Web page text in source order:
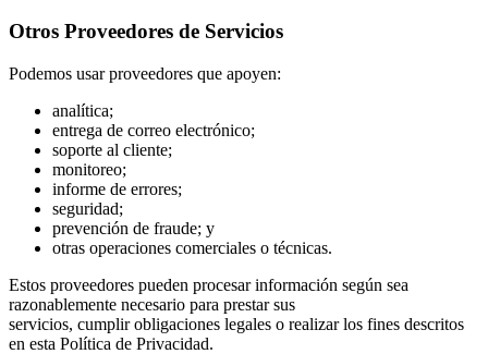
Otros Proveedores de Servicios
Podemos usar proveedores que apoyen:
analítica;
entrega de correo electrónico;
soporte al cliente;
monitoreo;
informe de errores;
seguridad;
prevención de fraude; y
otras operaciones comerciales o técnicas.
Estos proveedores pueden procesar información según sea
razonablemente necesario para prestar sus
servicios, cumplir obligaciones legales o realizar los fines descritos
en esta Política de Privacidad.